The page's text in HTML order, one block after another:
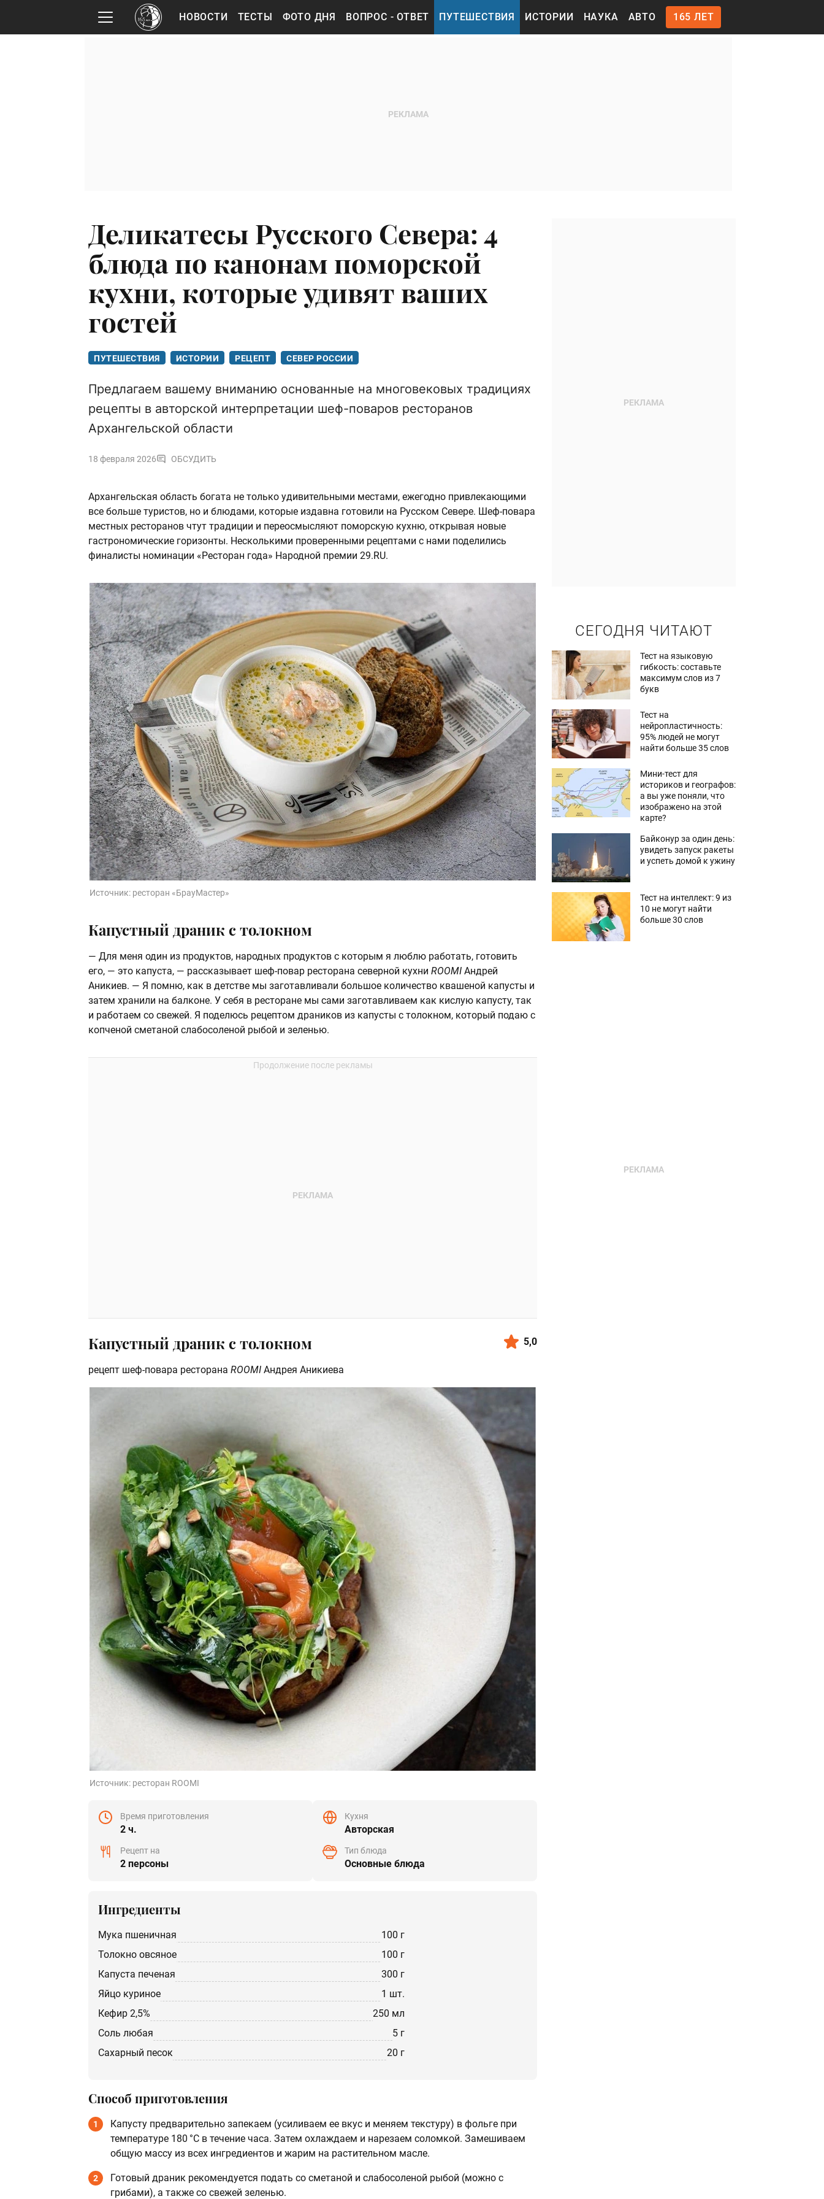
НОВОСТИ ТЕСТЫ ФОТО ДНЯ ВОПРОС - ОТВЕТ ПУТЕШЕСТВИЯ ИСТОРИИ НАУКА АВТО 165 ЛЕТ
Деликатесы Русского Севера: 4
блюда по канонам поморской
кухни, которые удивят ваших
гостей
ПУТЕШЕСТВИЯ ИСТОРИИ РЕЦЕПТ СЕВЕР РОССИИ
Предлагаем вашему вниманию основанные на многовековых традициях
рецепты в авторской интерпретации шеф-поваров ресторанов
Архангельской области
18 февраля 2026 ОБСУДИТЬ
Архангельская область богата не только удивительными местами, ежегодно привлекающими
все больше туристов, но и блюдами, которые издавна готовили на Русском Севере. Шеф-повара
местных ресторанов чтут традиции и переосмысляют поморскую кухню, открывая новые
гастрономические горизонты. Несколькими проверенными рецептами с нами поделились
финалисты номинации «Ресторан года» Народной премии 29.RU.
Источник: ресторан «БрауМастер»
Капустный драник с толокном
— Для меня один из продуктов, народных продуктов с которым я люблю работать, готовить
его, — это капуста, — рассказывает шеф-повар ресторана северной кухни ROOMI Андрей
Аникиев. — Я помню, как в детстве мы заготавливали большое количество квашеной капусты и
затем хранили на балконе. У себя в ресторане мы сами заготавливаем как кислую капусту, так
и работаем со свежей. Я поделюсь рецептом драников из капусты с толокном, который подаю с
копченой сметаной слабосоленой рыбой и зеленью.
Капустный драник с толокном 5,0
рецепт шеф-повара ресторана ROOMI Андрея Аникиева
Источник: ресторан ROOMI
Время приготовления
2 ч.
Рецепт на
2 персоны
Кухня
Авторская
Тип блюда
Основные блюда
Ингредиенты
мука пшеничная
100 г
Толокно овсяное
100 г
Капуста печеная
300 г
яйцо куриное
1 шт.
кефир 2,5%
250 мл
соль любая
5 г
Сахарный песок
20 г
Способ приготовления
1
Капусту предварительно запекаем (усиливаем ее вкус и меняем текстуру) в фольге при
температуре 180 °C в течение часа. Затем охлаждаем и нарезаем соломкой. Замешиваем
общую массу из всех ингредиентов и жарим на растительном масле.
2
Готовый драник рекомендуется подать со сметаной и слабосоленой рыбой (можно с
грибами), а также со свежей зеленью.
СЕГОДНЯ ЧИТАЮТ
Тест на языковую
гибкость: составьте
максимум слов из 7
букв
Тест на
нейропластичность:
95% людей не могут
найти больше 35 слов
Мини-тест для
историков и географов:
а вы уже поняли, что
изображено на этой
карте?
Байконур за один день:
увидеть запуск ракеты
и успеть домой к ужину
Тест на интеллект: 9 из
10 не могут найти
больше 30 слов